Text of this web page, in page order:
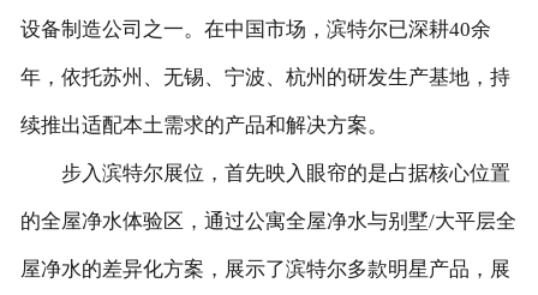
设备制造公司之一。在中国市场，滨特尔已深耕40余
年，依托苏州、无锡、宁波、杭州的研发生产基地，持
续推出适配本土需求的产品和解决方案。
步入滨特尔展位，首先映入眼帘的是占据核心位置
的全屋净水体验区，通过公寓全屋净水与别墅/大平层全
屋净水的差异化方案，展示了滨特尔多款明星产品，展